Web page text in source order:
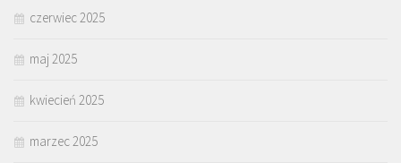
czerwiec 2025
maj 2025
kwiecień 2025
marzec 2025